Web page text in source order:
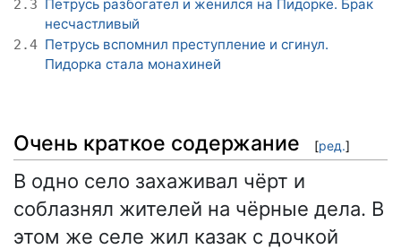
2.3 Петрусь разбогател и женился на Пидорке. Брак
несчастливый
2.4 Петрусь вспомнил преступление и сгинул.
Пидорка стала монахиней
Очень краткое содержание [ред.]
В одно село захаживал чёрт и
соблазнял жителей на чёрные дела. В
этом же селе жил казак с дочкой